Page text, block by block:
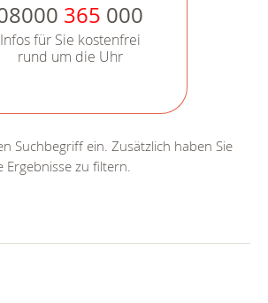
365 000
Infos für Sie kostenfrei
rund um die Uhr
Suchbegriff ein. Zusätzlich haben Sie
Ergebnisse zu filtern.